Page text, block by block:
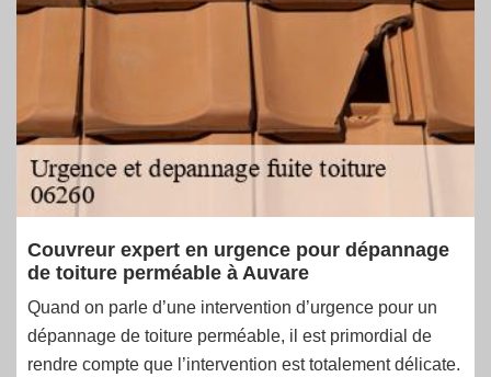
Couvreur expert en urgence pour dépannage
de toiture perméable à Auvare
Quand on parle d’une intervention d’urgence pour un
dépannage de toiture perméable, il est primordial de
rendre compte que l’intervention est totalement délicate.